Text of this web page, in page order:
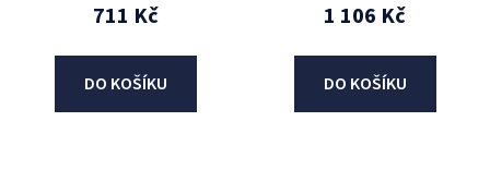
711 Kč
DO KOŠÍKU
1 106 Kč
DO KOŠÍKU